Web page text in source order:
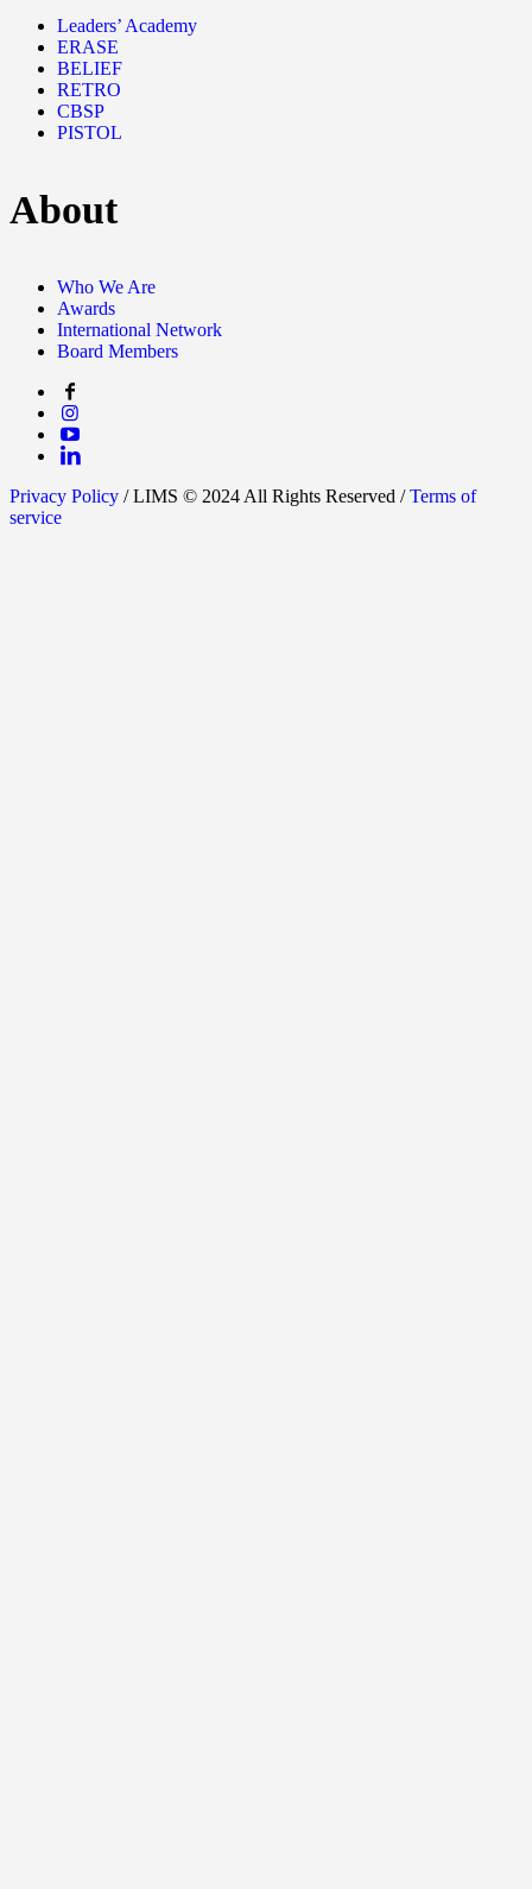
Leaders’ Academy
ERASE
BELIEF
RETRO
CBSP
PISTOL
About
Who We Are
Awards
International Network
Board Members
Privacy Policy / LIMS © 2024 All Rights Reserved /Terms of
service